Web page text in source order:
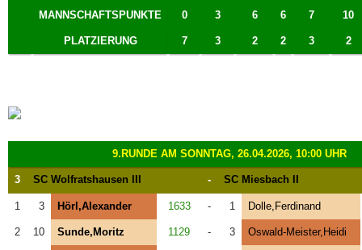
MANNSCHAFTSPUNKTE 0 3 6 6 7 10
PLATZIERUNG 7 3 2 2 3 2
9.RUNDE AM SONNTAG, 26.04.2026, 10:00 UHR
3 SC Wolfratshausen III - SC Miesbach II
1 3 Hörl,Alexander 1633 - 1 Dolle,Ferdinand
2 10 Sunde,Moritz 1129 - 3 Oswald-Meister,Heidi